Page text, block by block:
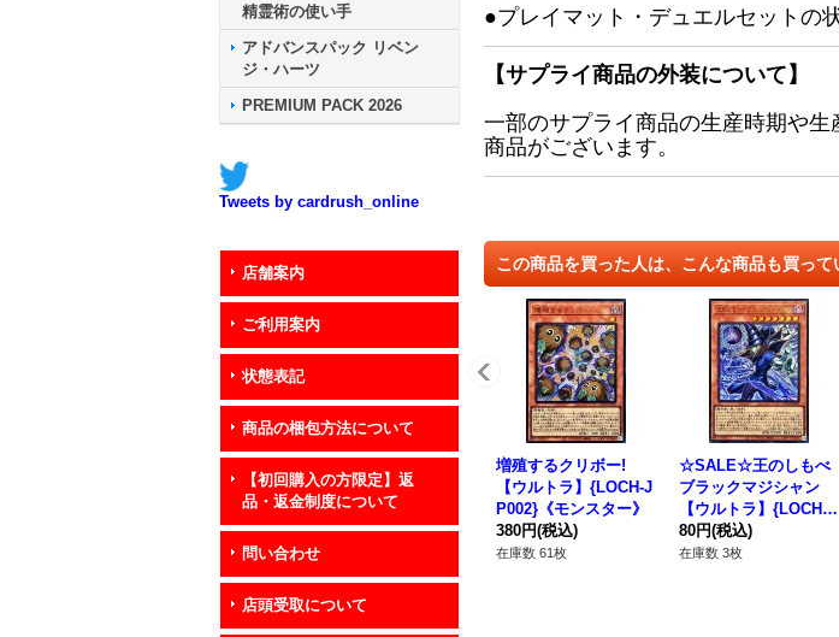
精霊術の使い手
アドバンスパック リベン
ジ・ハーツ
PREMIUM PACK 2026
Tweets by cardrush_online
店舗案内
ご利用案内
状態表記
商品の梱包方法について
【初回購入の方限定】返
品・返金制度について
問い合わせ
店頭受取について
●プレイマット・デュエルセットの
【サプライ商品の外装について】
一部のサプライ商品の生産時期や
商品がございます。
この商品を買った人は、こんな商品も買って
増殖するクリボー!
【ウルトラ】{LOCH-J
P002}《モンスター》
380円(税込)
在庫数 61枚
☆SALE☆王のしもべ
ブラックマジシャン
【ウルトラ】{LOCH-J
P001}《モンスター》
80円(税込)
在庫数 3枚